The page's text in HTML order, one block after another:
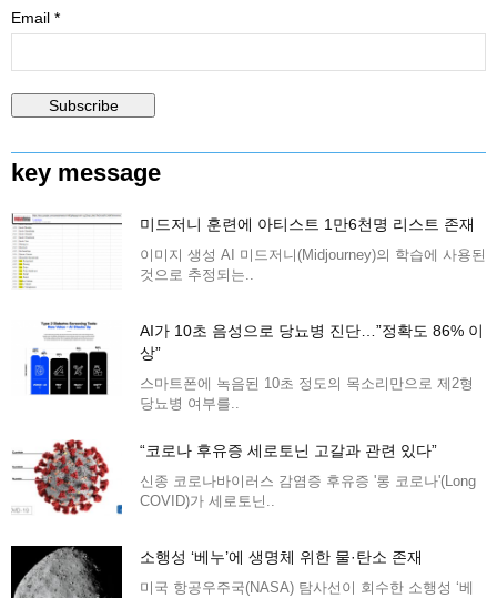
Email *
key message
미드저니 훈련에 아티스트 1만6천명 리스트 존재
이미지 생성 AI 미드저니(Midjourney)의 학습에 사용된
것으로 추정되는..
AI가 10초 음성으로 당뇨병 진단…”정확도 86% 이
상”
스마트폰에 녹음된 10초 정도의 목소리만으로 제2형
당뇨병 여부를..
“코로나 후유증 세로토닌 고갈과 관련 있다”
신종 코로나바이러스 감염증 후유증 '롱 코로나'(Long
COVID)가 세로토닌..
소행성 ‘베누’에 생명체 위한 물·탄소 존재
미국 항공우주국(NASA) 탐사선이 회수한 소행성 ‘베